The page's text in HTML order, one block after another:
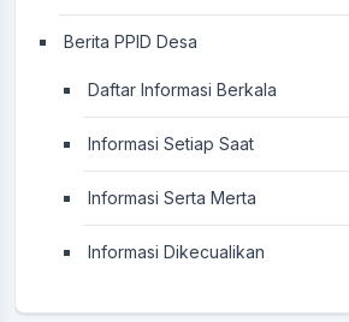
Berita PPID Desa
Daftar Informasi Berkala
Informasi Setiap Saat
Informasi Serta Merta
Informasi Dikecualikan